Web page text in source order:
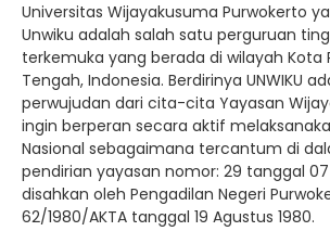
Universitas Wijayakusuma Purwokerto
Unwiku adalah salah satu perguruan
terkemuka yang berada di wilayah Kota
Tengah, Indonesia. Berdirinya UNWIKU
perwujudan dari cita-cita Yayasan
ingin berperan secara aktif
Nasional sebagaimana tercantum di
pendirian yayasan nomor: 29 tanggal 07
disahkan oleh Pengadilan Negeri
62/1980/AKTA tanggal 19 Agustus 1980.